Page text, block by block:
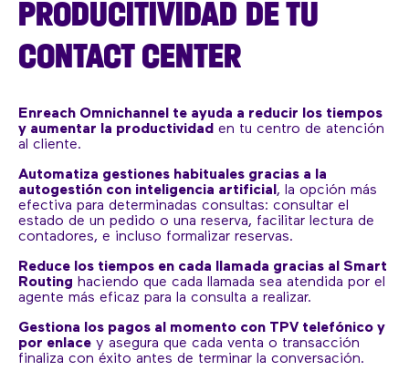
PRODUCITIVIDAD DE TU
CONTACT CENTER
Enreach Omnichannel te ayuda a reducir los tiempos
y aumentar la productividad en tu centro de atención
al cliente.
Automatiza gestiones habituales gracias a la
autogestión con inteligencia artificial , la opción más
efectiva para determinadas consultas: consultar el
estado de un pedido o una reserva, facilitar lectura de
contadores, e incluso formalizar reservas.
Reduce los tiempos en cada llamada gracias al Smart
Routing haciendo que cada llamada sea atendida por el
agente más eficaz para la consulta a realizar.
Gestiona los pagos al momento con TPV telefónico y
por enlace y asegura que cada venta o transacción
finaliza con éxito antes de terminar la conversación.